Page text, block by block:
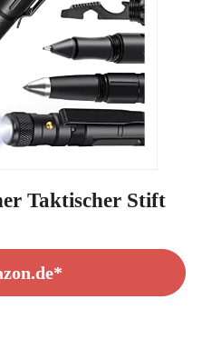
Taktischer Stift